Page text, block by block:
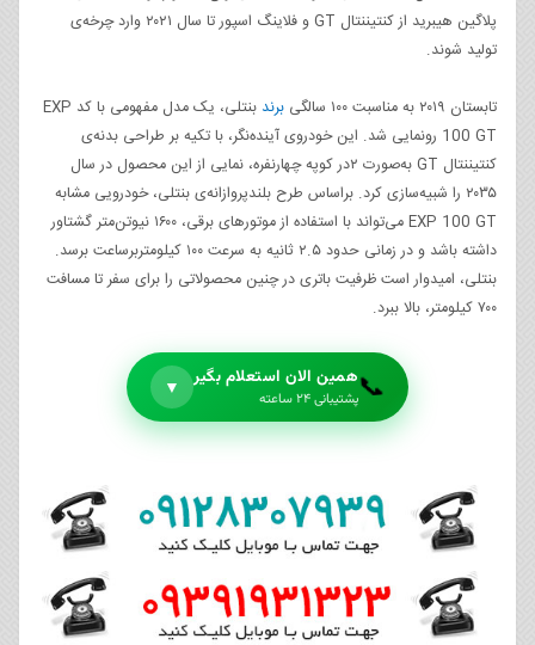
پلاگین هیبرید از کنتیننتال GT و فلاینگ اسپور تا سال ۲۰۲۱ وارد چرخه‌ی
تولید شوند.
تابستان ۲۰۱۹ به مناسبت ۱۰۰ سالگی برند
بنتلی، یک مدل مفهومی با کد EXP
100 GT رونمایی شد. این خودروی آینده‌نگر، با تکیه بر طراحی بدنه‌ی
کنتیننتال GT به‌صورت ۲‌در کوپه چهارنفره، نمایی از این محصول در سال
۲۰۳۵ را شبیه‌سازی کرد. براساس طرح بلندپروازانه‌ی بنتلی، خودرویی مشابه
EXP 100 GT می‌تواند با استفاده از موتورهای برقی، ۱۶۰۰ نیوتن‌متر گشتاور
داشته باشد و در زمانی حدود ۲.۵ ثانیه به سرعت ۱۰۰ کیلومتربرساعت برسد.
بنتلی، امیدوار است ظرفیت باتری‌ در چنین محصولاتی را برای سفر تا مسافت
۷۰۰ کیلومتر، بالا ببرد.
📞همین الان استعلام بگیر
پشتیبانی ۲۴ ساعته
▼